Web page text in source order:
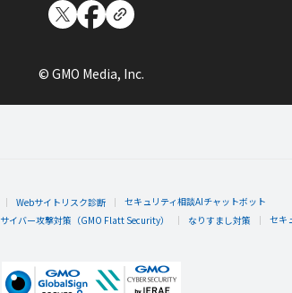
© GMO Media, Inc.
Webサイトリスク診断
セキュリティ相談AIチャットボット
サイバー攻撃対策（GMO Flatt Security） なりすまし対策 セキ